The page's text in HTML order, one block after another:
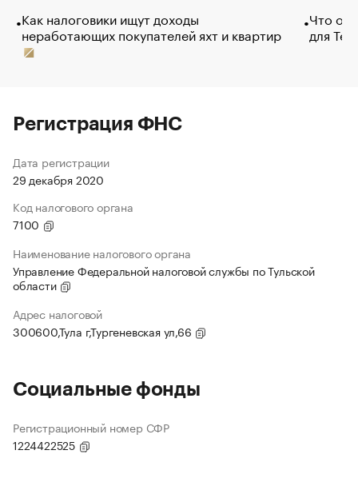
Как налоговики ищут доходы
неработающих покупателей яхт и квартир
Что
для
Регистрация ФНС
Дата регистрации
29 декабря 2020
Код налогового органа
7100
Наименование налогового органа
Управление Федеральной налоговой службы по Тульской
области
Адрес налоговой
300600,Тула г,Тургеневская ул,66
Социальные фонды
Регистрационный номер СФР
1224422525